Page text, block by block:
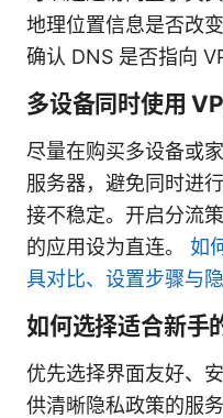
地理位置信息是否改
确认 DNS 是否指向
多设备同时使用
尽量在购买多设备或
服务器，避免同时进
接不稳定。开启分流
的应用设为直连。 如
具对比、设置步骤与
如何选择适合新手
优先选择界面友好、
供清晰隐私政策的服